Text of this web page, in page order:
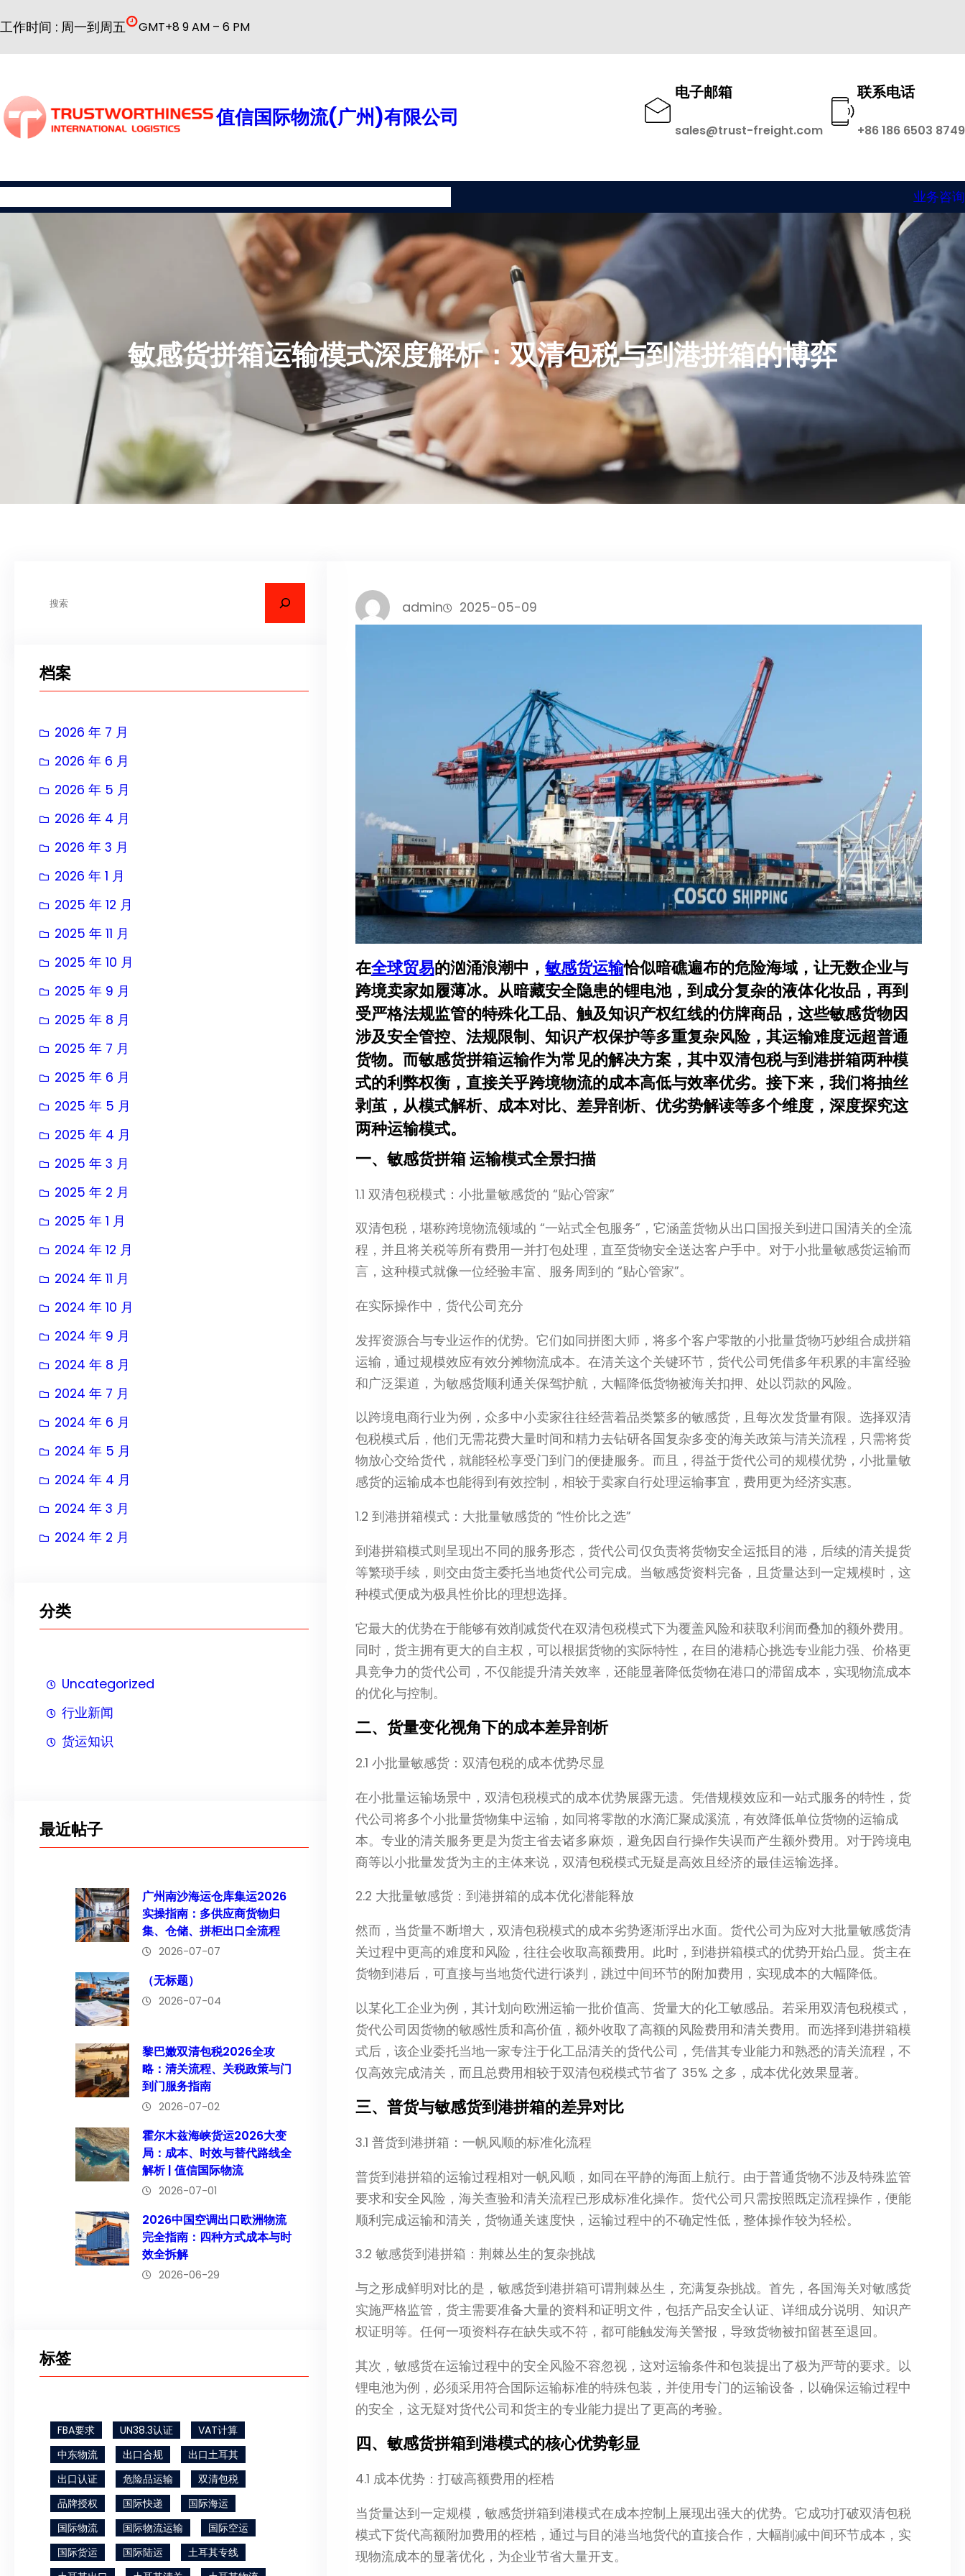
至
内
工作时间 : 周一到周五 GMT+8 9 AM – 6 PM
值信国际物流(广州)有限公司
电子邮箱
sales@trust-freight.com
联系电话
+86 186 6503 8749
业务咨询
敏感货拼箱运输模式深度解析：双清包税与到港拼箱的博弈
档案
2026 年 7 月
2026 年 6 月
2026 年 5 月
2026 年 4 月
2026 年 3 月
2026 年 1 月
2025 年 12 月
2025 年 11 月
2025 年 10 月
2025 年 9 月
2025 年 8 月
2025 年 7 月
2025 年 6 月
2025 年 5 月
2025 年 4 月
2025 年 3 月
2025 年 2 月
2025 年 1 月
2024 年 12 月
2024 年 11 月
2024 年 10 月
2024 年 9 月
2024 年 8 月
2024 年 7 月
2024 年 6 月
2024 年 5 月
2024 年 4 月
2024 年 3 月
2024 年 2 月
分类
Uncategorized
行业新闻
货运知识
最近帖子
广州南沙海运仓库集运2026
实操指南：多供应商货物归
集、仓储、拼柜出口全流程
2026-07-07
（无标题）
2026-07-04
黎巴嫩双清包税2026全攻
略：清关流程、关税政策与门
到门服务指南
2026-07-02
霍尔木兹海峡货运2026大变
局：成本、时效与替代路线全
解析 | 值信国际物流
2026-07-01
2026中国空调出口欧洲物流
完全指南：四种方式成本与时
效全拆解
2026-06-29
标签
FBA要求 UN38.3认证
VAT计算
中东物流
出口合规
出口土耳其
出口认证
危险品运输
双清包税
品牌授权
国际快递
国际海运
国际物流
国际物流运输
国际空运
国际货运
国际陆运
土耳其专线
admin 2025-05-09
在全球贸易的汹涌浪潮中， 敏感货运输恰似暗礁遍布的危险海域，让无数企业与
跨境卖家如履薄冰。从暗藏安全隐患的锂电池，到成分复杂的液体化妆品，再到
受严格法规监管的特殊化工品、触及知识产权红线的仿牌商品，这些敏感货物因
涉及安全管控、法规限制、知识产权保护等多重复杂风险，其运输难度远超普通
货物。而敏感货拼箱运输作为常见的解决方案，其中双清包税与到港拼箱两种模
式的利弊权衡，直接关乎跨境物流的成本高低与效率优劣。接下来，我们将抽丝
剥茧，从模式解析、成本对比、差异剖析、优劣势解读等多个维度，深度探究这
两种运输模式。​
一、敏感货拼箱 运输模式全景扫描​
1.1 双清包税模式：小批量敏感货的 “贴心管家”​
双清包税，堪称跨境物流领域的 “一站式全包服务”，它涵盖货物从出口国报关到进口国清关的全流
程，并且将关税等所有费用一并打包处理，直至货物安全送达客户手中。对于小批量敏感货运输而
言，这种模式就像一位经验丰富、服务周到的 “贴心管家”。​
在实际操作中，货代公司充分​
发挥资源合与专业运作的优势。它们如同拼图大师，将多个客户零散的小批量货物巧妙组合成拼箱
运输，通过规模效应有效分摊物流成本。在清关这个关键环节，货代公司凭借多年积累的丰富经验
和广泛渠道，为敏感货顺利通关保驾护航，大幅降低货物被海关扣押、处以罚款的风险。​
以跨境电商行业为例，众多中小卖家往往经营着品类繁多的敏感货，且每次发货量有限。选择双清
包税模式后，他们无需花费大量时间和精力去钻研各国复杂多变的海关政策与清关流程，只需将货
物放心交给货代，就能轻松享受门到门的便捷服务。而且，得益于货代公司的规模优势，小批量敏
感货的运输成本也能得到有效控制，相较于卖家自行处理运输事宜，费用更为经济实惠。​
1.2 到港拼箱模式：大批量敏感货的 “性价比之选”​
到港拼箱模式则呈现出不同的服务形态，货代公司仅负责将货物安全运抵目的港，后续的清关提货
等繁琐手续，则交由货主委托当地货代公司完成。当敏感货资料完备，且货量达到一定规模时，这
种模式便成为极具性价比的理想选择。​
它最大的优势在于能够有效削减货代在双清包税模式下为覆盖风险和获取利润而叠加的额外费用。
同时，货主拥有更大的自主权，可以根据货物的实际特性，在目的港精心挑选专业能力强、价格更
具竞争力的货代公司，不仅能提升清关效率，还能显著降低货物在港口的滞留成本，实现物流成本
的优化与控制。​
二、货量变化视角下的成本差异剖析​
2.1 小批量敏感货：双清包税的成本优势尽显​
在小批量运输场景中，双清包税模式的成本优势展露无遗。凭借规模效应和一站式服务的特性，货
代公司将多个小批量货物集中运输，如同将零散的水滴汇聚成溪流，有效降低单位货物的运输成
本。专业的清关服务更是为货主省去诸多麻烦，避免因自行操作失误而产生额外费用。对于跨境电
商等以小批量发货为主的主体来说，双清包税模式无疑是高效且经济的最佳运输选择。​
2.2 大批量敏感货：到港拼箱的成本优化潜能释放​
然而，当货量不断增大，双清包税模式的成本劣势逐渐浮出水面。货代公司为应对大批量敏感货清
关过程中更高的难度和风险，往往会收取高额费用。此时，到港拼箱模式的优势开始凸显。货主在
货物到港后，可直接与当地货代进行谈判，跳过中间环节的附加费用，实现成本的大幅降低。​
以某化工企业为例，其计划向欧洲运输一批价值高、货量大的化工敏感品。若采用双清包税模式，
货代公司因货物的敏感性质和高价值，额外收取了高额的风险费用和清关费用。而选择到港拼箱模
式后，该企业委托当地一家专注于化工品清关的货代公司，凭借其专业能力和熟悉的清关流程，不
仅高效完成清关，而且总费用相较于双清包税模式节省了 35% 之多，成本优化效果显著。​
三、普货与敏感货到港拼箱的差异对比​
3.1 普货到港拼箱：一帆风顺的标准化流程​
普货到港拼箱的运输过程相对一帆风顺，如同在平静的海面上航行。由于普通货物不涉及特殊监管
要求和安全风险，海关查验和清关流程已形成标准化操作。货代公司只需按照既定流程操作，便能
顺利完成运输和清关，货物通关速度快，运输过程中的不确定性低，整体操作较为轻松。​
3.2 敏感货到港拼箱：荆棘丛生的复杂挑战​
与之形成鲜明对比的是，敏感货到港拼箱可谓荆棘丛生，充满复杂挑战。首先，各国海关对敏感货
实施严格监管，货主需要准备大量的资料和证明文件，包括产品安全认证、详细成分说明、知识产
权证明等。任何一项资料存在缺失或不符，都可能触发海关警报，导致货物被扣留甚至退回。​
其次，敏感货在运输过程中的安全风险不容忽视，这对运输条件和包装提出了极为严苛的要求。以
锂电池为例，必须采用符合国际运输标准的特殊包装，并使用专门的运输设备，以确保运输过程中
的安全，这无疑对货代公司和货主的专业能力提出了更高的考验。​
四、敏感货拼箱到港模式的核心优势彰显​
4.1 成本优势：打破高额费用的桎梏​
当货量达到一定规模，敏感货拼箱到港模式在成本控制上展现出强大的优势。它成功打破双清包税
模式下货代高额附加费用的桎梏，通过与目的港当地货代的直接合作，大幅削减中间环节成本，实
现物流成本的显著优化，为企业节省大量开支。​